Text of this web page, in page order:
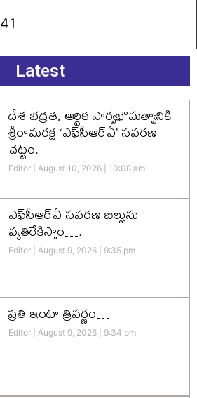
41
Latest
దేశ భద్రత, ఆర్థిక సార్వభౌమత్వానికి
శ్రీరామరక్ష ‘ఎఫ్‌సీఆర్‌ఏ’ సవరణ
చట్టం.
Editor August 10, 2026 10:08 am
ఎఫ్‌సీఆర్ఏ సవరణ బిల్లును
వ్యతిరేకిస్తాం….
Editor August 9, 2026 9:35 pm
ప్రతి ఇంటా త్రివర్ణం…
Editor August 9, 2026 9:34 pm